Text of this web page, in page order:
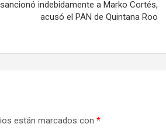
indebidamente a Marko Cortés,
acusó el PAN de Quintana Roo
están marcados con *